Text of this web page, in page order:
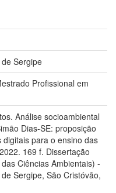
Sergipe
Profissional em
Análise socioambiental
Dias-SE: proposição
para o ensino das
169 f. Dissertação
Ciências Ambientais) -
Sergipe, São Cristóvão,